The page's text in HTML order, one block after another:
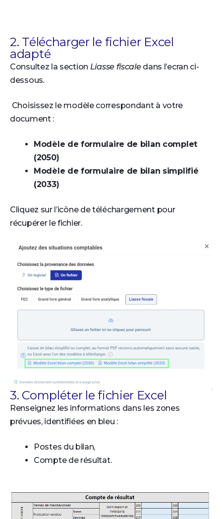
2. Télécharger le fichier Excel
adapté
Consultez la section Liasse fiscaledans l’ecran ci-
dessous.
Choisissez le modèle correspondant à votre
document :
Modèle de formulaire de bilan complet
(2050)
Modèle de formulaire de bilan simplifié
(2033)
Cliquez sur l’icône de téléchargement pour
récupérer le fichier.
3. Compléter le fichier Excel
Renseignez les informations dans les zones
prévues, identifiées en bleu :
Postes du bilan,
Compte de résultat.